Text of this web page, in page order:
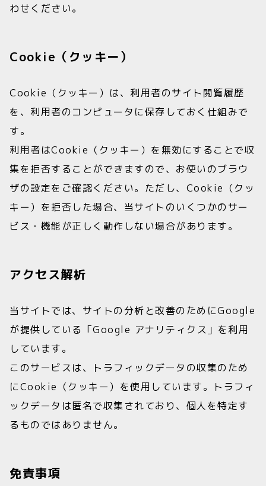
わせください。
Cookie（クッキー）
Cookie（クッキー）は、利用者のサイト閲覧履歴
を、利用者のコンピュータに保存しておく仕組みで
す。
利用者はCookie（クッキー）を無効にすることで収
集を拒否することができますので、お使いのブラウ
ザの設定をご確認ください。ただし、Cookie（クッ
キー）を拒否した場合、当サイトのいくつかのサー
ビス・機能が正しく動作しない場合があります。
アクセス解析
当サイトでは、サイトの分析と改善のためにGoogle
が提供している「Google アナリティクス」を利用
しています。
このサービスは、トラフィックデータの収集のため
にCookie（クッキー）を使用しています。トラフィ
ックデータは匿名で収集されており、個人を特定す
るものではありません。
免責事項